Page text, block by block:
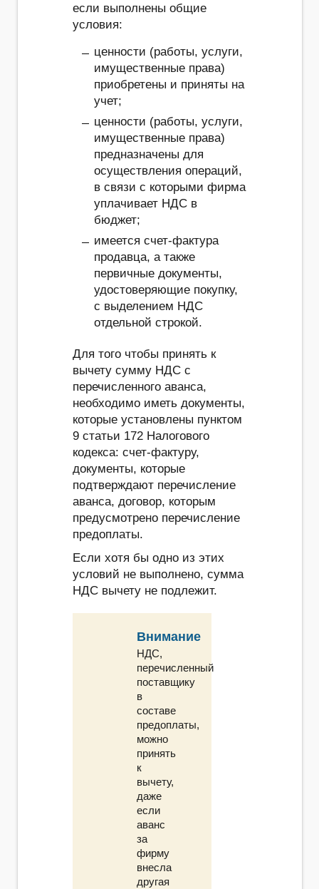
если выполнены общие
условия:
ценности (работы, услуги,
имущественные права)
приобретены и приняты на
учет;
ценности (работы, услуги,
имущественные права)
предназначены для
осуществления операций,
в связи с которыми фирма
уплачивает НДС в
бюджет;
имеется счет-фактура
продавца, а также
первичные документы,
удостоверяющие покупку,
с выделением НДС
отдельной строкой.
Для того чтобы принять к
вычету сумму НДС с
перечисленного аванса,
необходимо иметь документы,
которые установлены пунктом
9 статьи 172 Налогового
кодекса: счет-фактуру,
документы, которые
подтверждают перечисление
аванса, договор, которым
предусмотрено перечисление
предоплаты.
Если хотя бы одно из этих
условий не выполнено, сумма
НДС вычету не подлежит.
Внимание
НДС,
перечисленный
поставщику
в
составе
предоплаты,
можно
принять
к
вычету,
даже
если
аванс
за
фирму
внесла
другая